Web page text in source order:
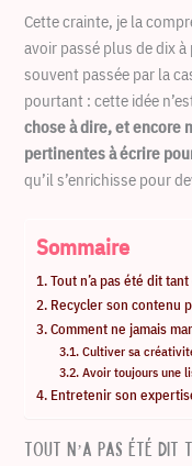
Cette crainte, je la
avoir passé plus de dix
souvent passée par la
pourtant : cette idée
chose à dire, et encore
pertinentes à écrire
qu’il s’enrichisse pour
Sommaire
Tout n’a pas été dit
Recycler son contenu
Comment ne jamais
Cultiver sa
Avoir toujours une
Entretenir son
Tout n’a pas été dit